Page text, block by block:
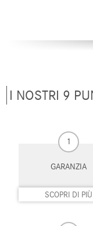
Controllo automatico
I NOSTRI 9
1
GARANZIA
SCOPRI DI PIÙ